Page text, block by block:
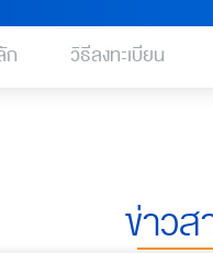
ก วิธีลงทะเบียน
ข่าวส